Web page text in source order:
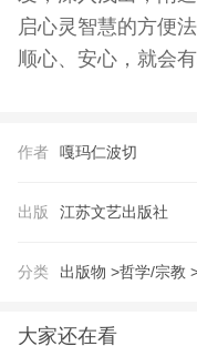
启心灵智慧的方便
顺心、安心，就会
作者 嘎玛仁波切
出版 江苏文艺出版社
分类 出版物 >哲学/宗教
大家还在看